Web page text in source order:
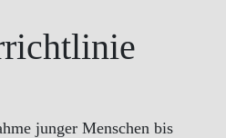
junger Menschen bis